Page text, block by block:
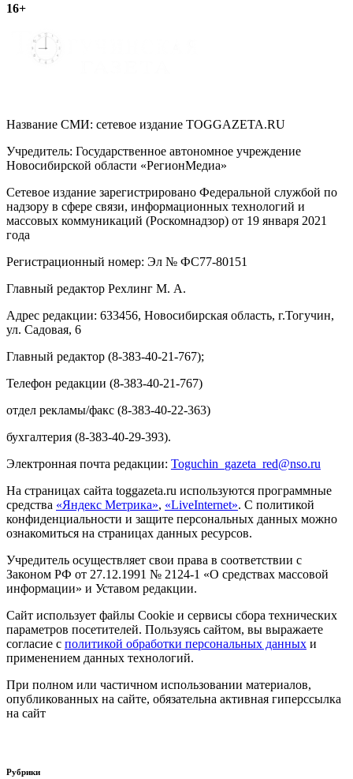
16+
Название СМИ: cетевое издание TOGGAZETA.RU
Учредитель: Государственное автономное учреждение
Новосибирской области «РегионМедиа»
Сетевое издание зарегистрировано Федеральной службой по
надзору в сфере связи, информационных технологий и
массовых коммуникаций (Роскомнадзор) от 19 января 2021
года
Регистрационный номер: Эл № ФС77-80151
Главный редактор Рехлинг М. А.
Адрес редакции: 633456, Новосибирская область, г.Тогучин,
ул. Садовая, 6
Главный редактор (8-383-40-21-767);
Телефон редакции (8-383-40-21-767)
отдел рекламы/факс (8-383-40-22-363)
бухгалтерия (8-383-40-29-393).
Электронная почта редакции: Toguchin gazeta red@nso.ru
На страницах сайта toggazeta.ru используются программные
средства «Яндекс Метрика», «LiveInternet». С политикой
конфиденциальности и защите персональных данных можно
ознакомиться на страницах данных ресурсов.
Учредитель осуществляет свои права в соответствии с
Законом РФ от 27.12.1991 № 2124-1 «О средствах массовой
информации» и Уставом редакции.
Сайт использует файлы Cookie и сервисы сбора технических
параметров посетителей. Пользуясь сайтом, вы выражаете
согласие с политикой обработки персональных данных и
применением данных технологий.
При полном или частичном использовании материалов,
опубликованных на сайте, обязательна активная гиперссылка
на сайт
Рубрики